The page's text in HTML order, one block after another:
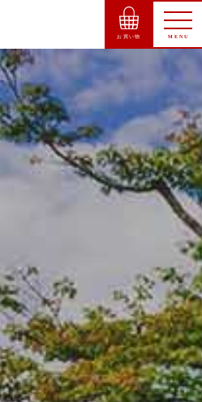
お買い物 MENU